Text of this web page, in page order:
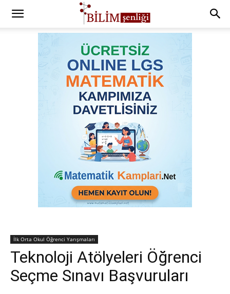
İlk Orta Okul Öğrenci Yarışmaları
Teknoloji Atölyeleri Öğrenci
Seçme Sınavı Başvuruları